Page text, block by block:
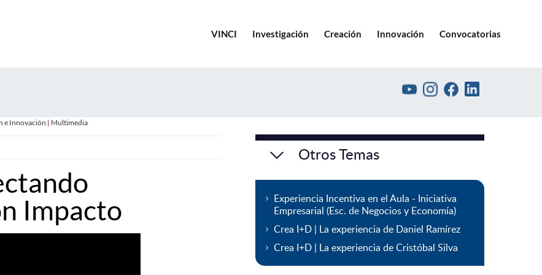
VINCI Investigación Creación Innovación Convocatorias
e Innovación | Multimedia
Impacto
Otros Temas
Experiencia Incentiva en el Aula - Iniciativa
Empresarial (Esc. de Negocios y Economía)
Crea I+D | La experiencia de Daniel Ramírez
Crea I+D | La experiencia de Cristóbal Silva